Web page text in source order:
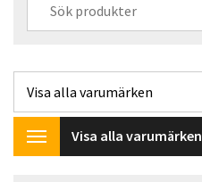
Toggle
navigation
Visa alla varumärken